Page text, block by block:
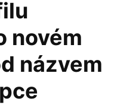
novém
názvem